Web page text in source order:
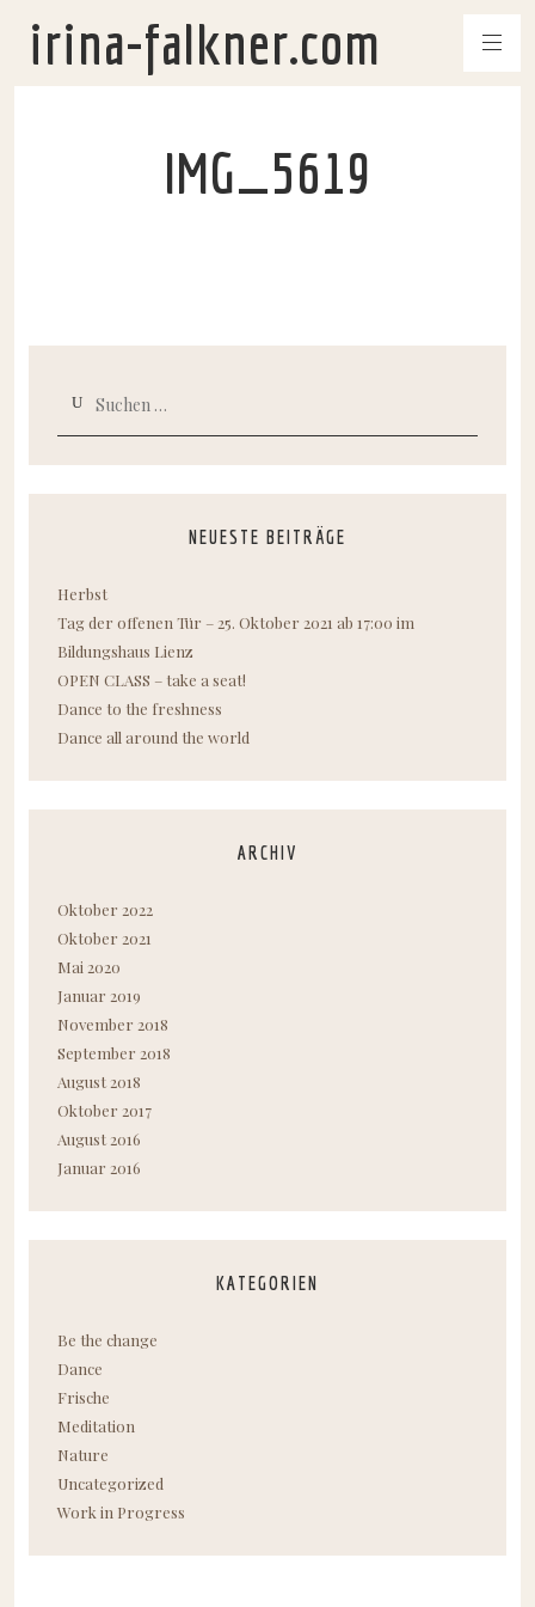
irina-falkner.com
IMG_5619
Suchen
NEUESTE BEITRÄGE
Herbst
Tag der offenen Tür – 25. Oktober 2021 ab 17:00 im
Bildungshaus Lienz
OPEN CLASS – take a seat!
Dance to the freshness
Dance all around the world
ARCHIV
Oktober 2022
Oktober 2021
Mai 2020
Januar 2019
November 2018
September 2018
August 2018
Oktober 2017
August 2016
Januar 2016
KATEGORIEN
Be the change
Dance
Frische
Meditation
Nature
Uncategorized
Work in Progress